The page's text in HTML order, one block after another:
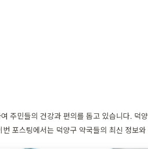
주민들의 건강과 편의를 돕고 있습니다.
포스팅에서는 덕양구 약국들의 최신 정보